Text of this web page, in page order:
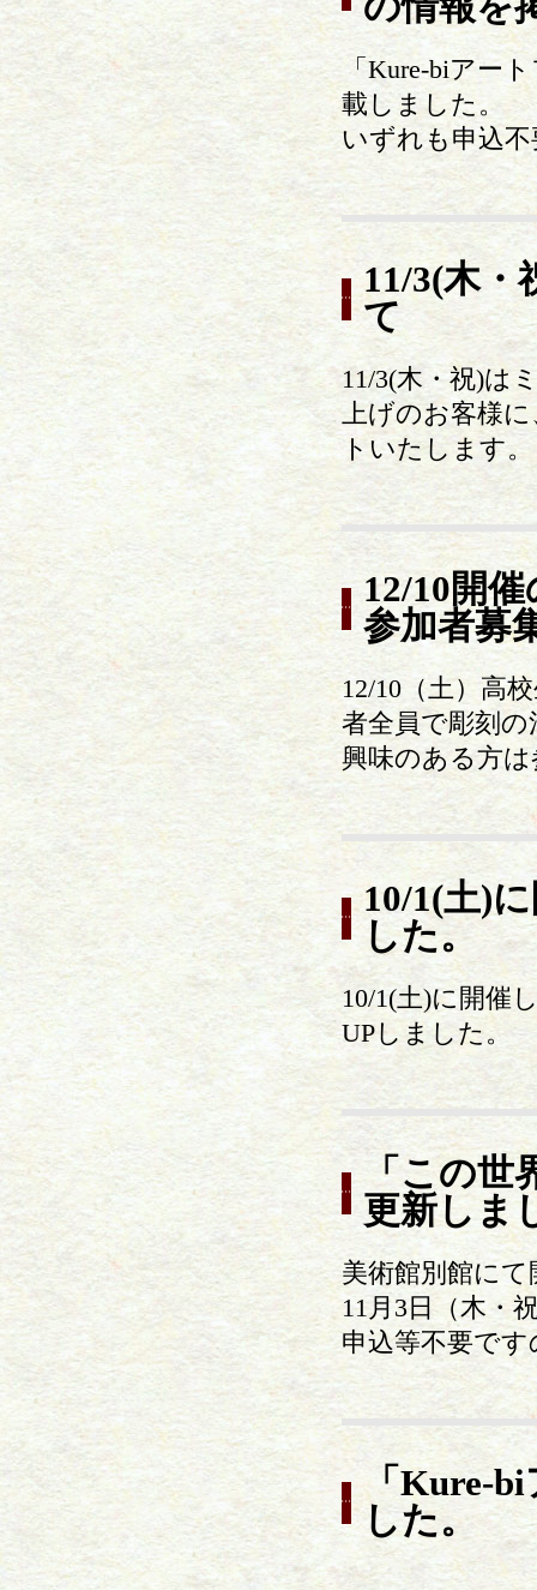
「Kure-biアー
載しました。
いずれも申込
11/3(木
て
11/3(木・祝)は
上げのお客様
トいたします。
12/10開
参加者募
12/10（土）高
者全員で彫刻
興味のある方
10/1(土)
した。
10/1(土)に開催
UPしました。
「この
更新しま
美術館別館に
11月3日（木・
申込等不要で
「Kure-
した。